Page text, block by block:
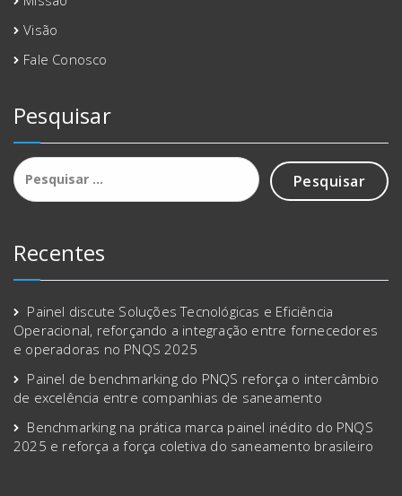
Visão
Fale Conosco
Pesquisar
Pesquisar
por:
Recentes
Painel discute Soluções Tecnológicas e Eficiência
Operacional, reforçando a integração entre fornecedores
e operadoras no PNQS 2025
Painel de benchmarking do PNQS reforça o intercâmbio
de excelência entre companhias de saneamento
Benchmarking na prática marca painel inédito do PNQS
2025 e reforça a força coletiva do saneamento brasileiro